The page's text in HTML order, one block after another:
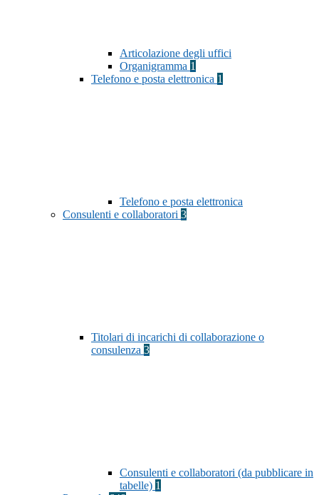
Articolazione degli uffici
Organigramma 1
Telefono e posta elettronica 1
Telefono e posta elettronica
Consulenti e collaboratori 3
Titolari di incarichi di collaborazione o
consulenza 3
Consulenti e collaboratori (da pubblicare in
tabelle) 1